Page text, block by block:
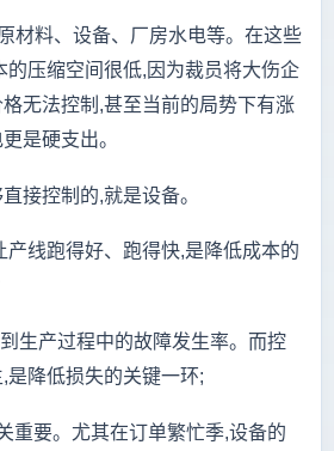
材料、设备、厂房水电等。在这些
的压缩空间很低,因为裁员将大伤企
无法控制,甚至当前的局势下有涨
是硬支出。
接控制的,就是设备。
产线跑得好、跑得快,是降低成本的
生产过程中的故障发生率。而控
是降低损失的关键一环;
重要。尤其在订单繁忙季,设备的